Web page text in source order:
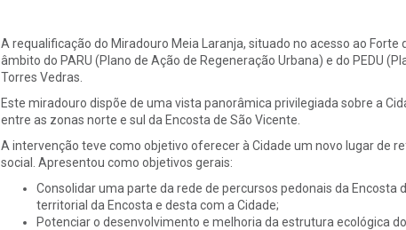
A requalificação do Miradouro Meia Laranja, situado no acesso ao
âmbito do PARU (Plano de Ação de Regeneração Urbana) e do PEDU
Torres Vedras.
Este miradouro dispõe de uma vista panorâmica privilegiada sobre a
entre as zonas norte e sul da Encosta de São Vicente.
A intervenção teve como objetivo oferecer à Cidade um novo lugar de
social. Apresentou como objetivos gerais:
Consolidar uma parte da rede de percursos pedonais da Encosta
territorial da Encosta e desta com a Cidade;
Potenciar o desenvolvimento e melhoria da estrutura ecológica